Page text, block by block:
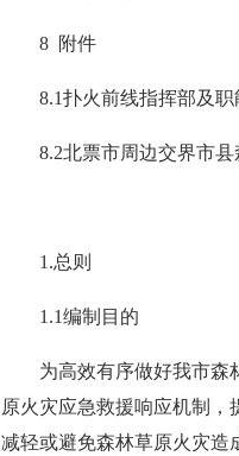
8 附件
8.1扑火前线指挥部及
8.2北票市周边交界市
1.总则
1.1编制目的
为高效有序做好我市森
原火灾应急救援响应机制
减轻或避免森林草原火灾造